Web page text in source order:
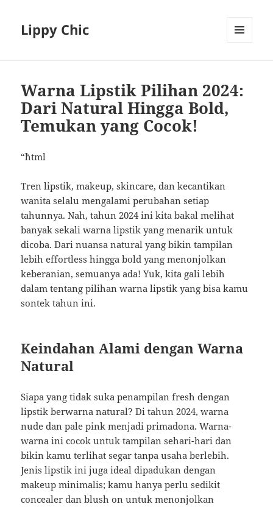
Lippy Chic
Warna Lipstik Pilihan 2024:
Dari Natural Hingga Bold,
Temukan yang Cocok!
“`html
Tren lipstik, makeup, skincare, dan kecantikan
wanita selalu mengalami perubahan setiap
tahunnya. Nah, tahun 2024 ini kita bakal melihat
banyak sekali warna lipstik yang menarik untuk
dicoba. Dari nuansa natural yang bikin tampilan
lebih effortless hingga bold yang menonjolkan
keberanian, semuanya ada! Yuk, kita gali lebih
dalam tentang pilihan warna lipstik yang bisa kamu
sontek tahun ini.
Keindahan Alami dengan Warna
Natural
Siapa yang tidak suka penampilan fresh dengan
lipstik berwarna natural? Di tahun 2024, warna
nude dan pale pink menjadi primadona. Warna-
warna ini cocok untuk tampilan sehari-hari dan
bikin kamu terlihat segar tanpa usaha berlebih.
Jenis lipstik ini juga ideal dipadukan dengan
makeup minimalis; kamu hanya perlu sedikit
concealer dan blush on untuk menonjolkan